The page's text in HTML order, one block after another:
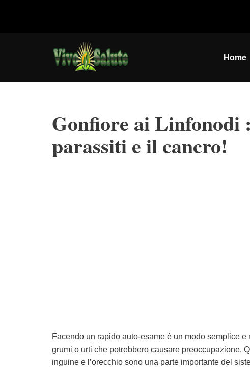
Home
Gonfiore ai Linfonodi
parassiti e il cancro!
Facendo un rapido auto-esame è un modo semplice
grumi o urti che potrebbero causare preoccupazione.
inguine e l’orecchio sono una parte importante del